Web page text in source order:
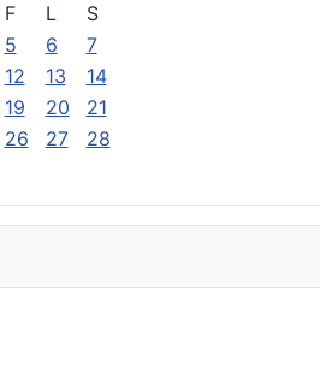
F L
S
5 6
7
12 13
14
19 20
21
26 27
28